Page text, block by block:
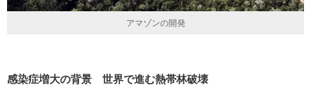
アマゾンの開発
感染症増大の背景 世界で進む熱帯林破壊